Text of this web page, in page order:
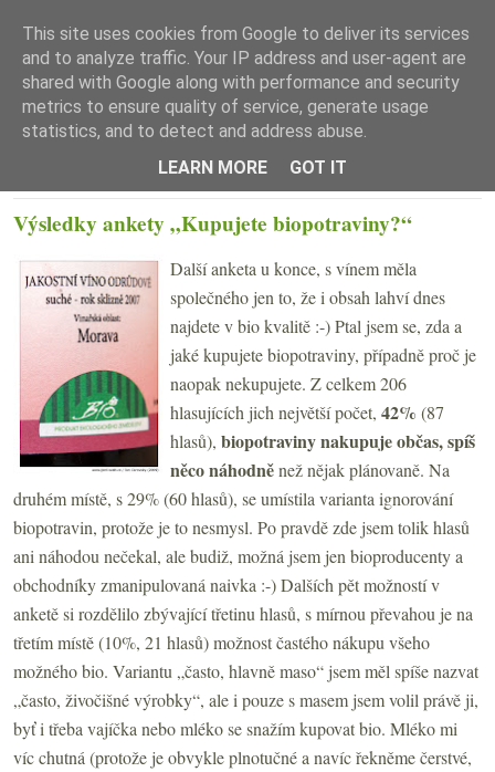
☰ Menu
Výsledky ankety „Kupujete biopotraviny?“
Další anketa u konce, s vínem měla
společného jen to, že i obsah lahví dnes
najdete v bio kvalitě :-) Ptal jsem se, zda a
jaké kupujete biopotraviny, případně proč je
naopak nekupujete. Z celkem 206
hlasujících jich největší počet, 42% (87
hlasů), biopotraviny nakupuje občas, spíš
něco náhodněnež nějak plánovaně. Na
druhém místě, s 29% (60 hlasů), se umístila varianta ignorování
biopotravin, protože je to nesmysl. Po pravdě zde jsem tolik hlasů
ani náhodou nečekal, ale budiž, možná jsem jen bioproducenty a
obchodníky zmanipulovaná naivka :-) Dalších pět možností v
anketě si rozdělilo zbývající třetinu hlasů, s mírnou převahou je na
třetím místě (10%, 21 hlasů) možnost častého nákupu všeho
možného bio. Variantu „často, hlavně maso“ jsem měl spíše nazvat
„často, živočišné výrobky“, ale i pouze s masem jsem volil právě ji,
byť i třeba vajíčka nebo mléko se snažím kupovat bio. Mléko mi
víc chutná (protože je obvykle plnotučné a navíc řekněme čerstvé,
This site uses cookies from Google to deliver its services
and to analyze traffic. Your IP address and user-agent are
shared with Google along with performance and security
metrics to ensure quality of service, generate usage
statistics, and to detect and address abuse.
LEARN MORE
GOT IT